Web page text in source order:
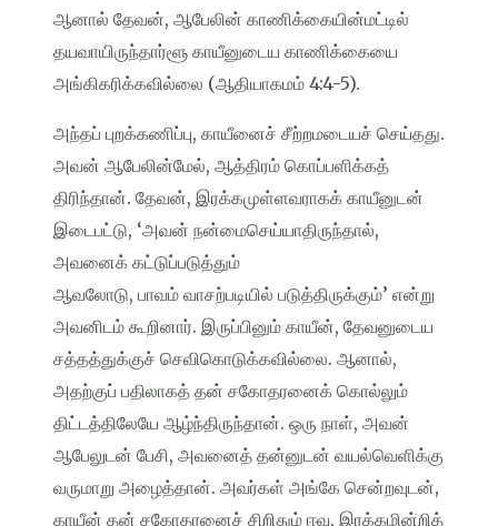
ஆனால் தேவன், ஆபேலின் காணிக்கையின்மட்டில்
தயவாயிருந்தார்ளூ காயீனுடைய காணிக்கையை
அங்கிகரிக்கவில்லை (ஆதியாகமம் 4:4-5).
அந்தப் புறக்கணிப்பு, காயீனைச் சீற்றமடையச் செய்தது.
அவன் ஆபேலின்மேல், ஆத்திரம் கொப்பளிக்கத்
திரிந்தான். தேவன், இரக்கமுள்ளவராகக் காயீனுடன்
இடைபட்டு, ‘அவன் நன்மைசெய்யாதிருந்தால்,
அவனைக் கட்டுப்படுத்தும்
ஆவலோடு, பாவம் வாசற்படியில் படுத்திருக்கும்’ என்று
அவனிடம் கூறினார். இருப்பினும் காயீன், தேவனுடைய
சத்தத்துக்குச் செவிகொடுக்கவில்லை. ஆனால்,
அதற்குப் பதிலாகத் தன் சகோதரனைக் கொல்லும்
திட்டத்திலேயே ஆழ்ந்திருந்தான். ஒரு நாள், அவன்
ஆபேலுடன் பேசி, அவனைத் தன்னுடன் வயல்வெளிக்கு
வருமாறு அழைத்தான். அவர்கள் அங்கே சென்றவுடன்,
காயீன் தன் சகோதரனைச் சிறிதும் ஈவு, இரக்கமின்றித்